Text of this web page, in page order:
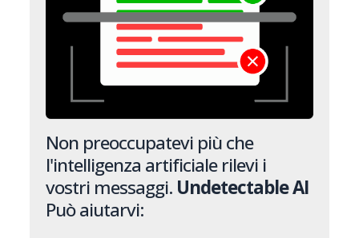
Non preoccupatevi più che
l'intelligenza artificiale rilevi i
vostri messaggi. Undetectable AI
Può aiutarvi: